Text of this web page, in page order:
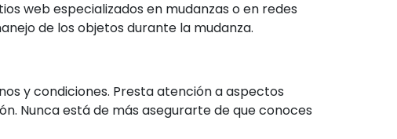
web especializados en mudanzas o en redes
de los objetos durante la mudanza.
y condiciones. Presta atención a aspectos
Nunca está de más asegurarte de que conoces